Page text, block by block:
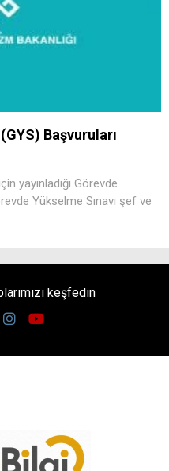
Başvuruları
yayınladığı Görevde
Yükselme Sınavı şef ve
keşfedin